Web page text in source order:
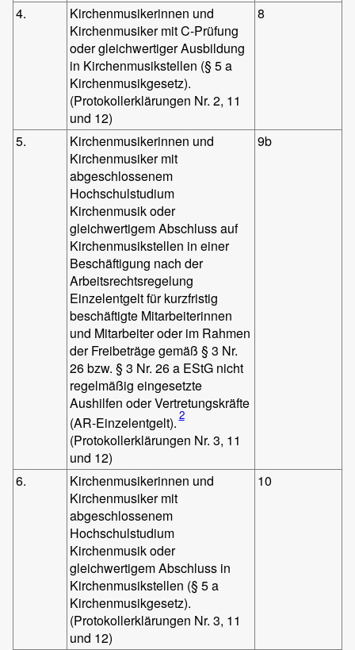
4.
Kirchenmusikerinnen und
Kirchenmusiker mit C-Prüfung
oder gleichwertiger Ausbildung
in Kirchenmusikstellen (§ 5 a
Kirchenmusikgesetz).
(Protokollerklärungen Nr. 2, 11
und 12)
8
5.
Kirchenmusikerinnen und
Kirchenmusiker mit
abgeschlossenem
Hochschulstudium
Kirchenmusik oder
gleichwertigem Abschluss auf
Kirchenmusikstellen in einer
Beschäftigung nach der
Arbeitsrechtsregelung
Einzelentgelt für kurzfristig
beschäftigte Mitarbeiterinnen
und Mitarbeiter oder im Rahmen
der Freibeträge gemäß § 3 Nr.
26 bzw. § 3 Nr. 26 a EStG nicht
regelmäßig eingesetzte
Aushilfen oder Vertretungskräfte
(AR-Einzelentgelt). 2
(Protokollerklärungen Nr. 3, 11
und 12)
9b
6.
Kirchenmusikerinnen und
Kirchenmusiker mit
abgeschlossenem
Hochschulstudium
Kirchenmusik oder
gleichwertigem Abschluss in
Kirchenmusikstellen (§ 5 a
Kirchenmusikgesetz).
(Protokollerklärungen Nr. 3, 11
und 12)
10